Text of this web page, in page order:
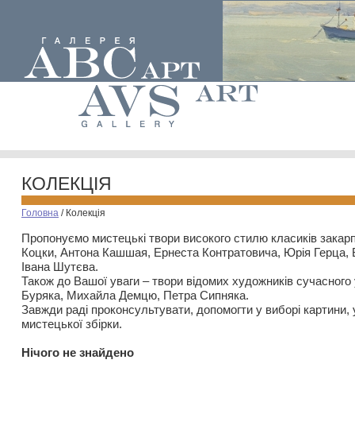
КОЛЕКЦІЯ
Головна / Колекція
Пропонуємо мистецькі твори високого стилю класиків
Коцки, Антона Кашшая, Ернеста Контратовича, Юрія
Івана Шутєва.
Також до Вашої уваги – твори відомих художників
Буряка, Михайла Демцю, Петра Сипняка.
Завжди раді проконсультувати, допомогти у виборі картини,
мистецької збірки.
Нiчого не знайдено